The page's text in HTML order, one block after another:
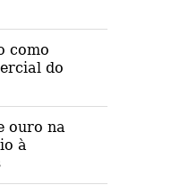
como
do
ouro na
à